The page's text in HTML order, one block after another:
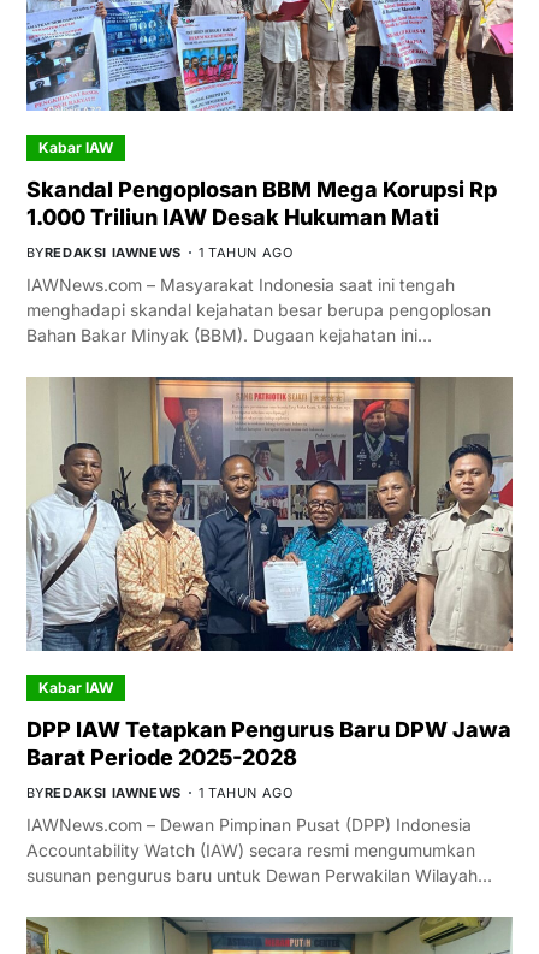
Kabar IAW
Skandal Pengoplosan BBM Mega Korupsi Rp
1.000 Triliun IAW Desak Hukuman Mati
BYREDAKSI IAWNEWS 1 TAHUN AGO
IAWNews.com – Masyarakat Indonesia saat ini tengah
menghadapi skandal kejahatan besar berupa pengoplosan
Bahan Bakar Minyak (BBM). Dugaan kejahatan ini…
Kabar IAW
DPP IAW Tetapkan Pengurus Baru DPW Jawa
Barat Periode 2025-2028
BYREDAKSI IAWNEWS 1 TAHUN AGO
IAWNews.com – Dewan Pimpinan Pusat (DPP) Indonesia
Accountability Watch (IAW) secara resmi mengumumkan
susunan pengurus baru untuk Dewan Perwakilan Wilayah…